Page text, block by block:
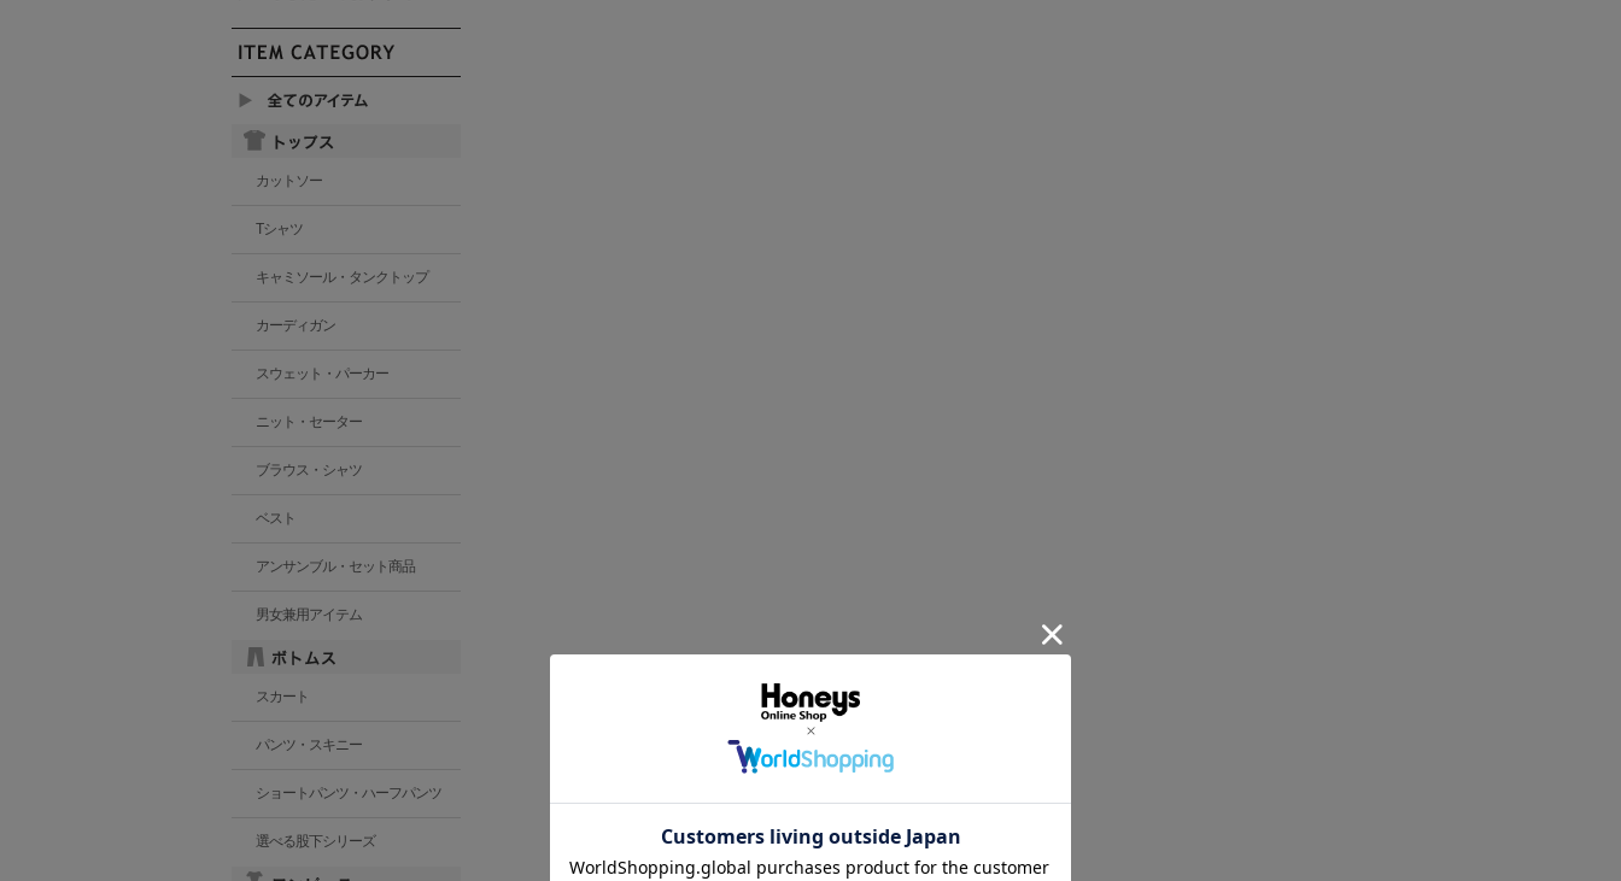
カットソー
Tシャツ
キャミソール・タンクトップ
カーディガン
スウェット・パーカー
ニット・セーター
ブラウス・シャツ
ベスト
アンサンブル・セット商品
男女兼用アイテム
スカート
パンツ・スキニー
ショートパンツ・ハーフパンツ
選べる股下シリーズ